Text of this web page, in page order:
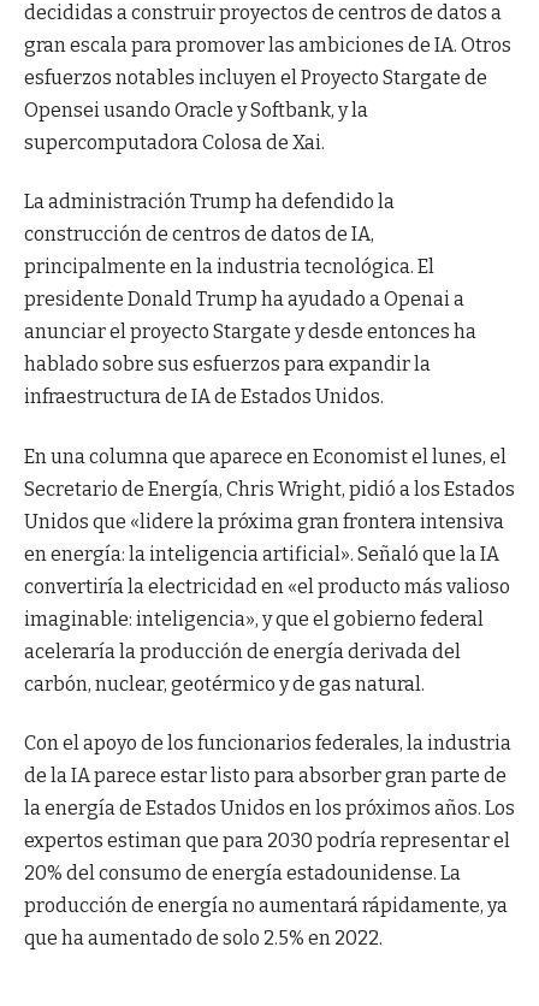
decididas a construir proyectos de centros de datos a
gran escala para promover las ambiciones de IA. Otros
esfuerzos notables incluyen el Proyecto Stargate de
Opensei usando Oracle y Softbank, y la
supercomputadora Colosa de Xai.
La administración Trump ha defendido la
construcción de centros de datos de IA,
principalmente en la industria tecnológica. El
presidente Donald Trump ha ayudado a Openai a
anunciar el proyecto Stargate y desde entonces ha
hablado sobre sus esfuerzos para expandir la
infraestructura de IA de Estados Unidos.
En una columna que aparece en Economist el lunes, el
Secretario de Energía, Chris Wright, pidió a los Estados
Unidos que «lidere la próxima gran frontera intensiva
en energía: la inteligencia artificial». Señaló que la IA
convertiría la electricidad en «el producto más valioso
imaginable: inteligencia», y que el gobierno federal
aceleraría la producción de energía derivada del
carbón, nuclear, geotérmico y de gas natural.
Con el apoyo de los funcionarios federales, la industria
de la IA parece estar listo para absorber gran parte de
la energía de Estados Unidos en los próximos años. Los
expertos estiman que para 2030 podría representar el
20% del consumo de energía estadounidense. La
producción de energía no aumentará rápidamente, ya
que ha aumentado de solo 2.5% en 2022.